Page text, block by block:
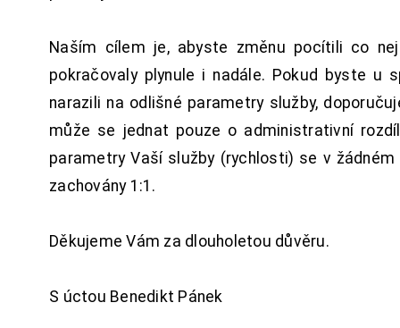
Naším cílem je, abyste změnu pocítili co
pokračovaly plynule i nadále. Pokud byste u
narazili na odlišné parametry služby,
může se jednat pouze o administrativní
parametry Vaší služby (rychlosti) se v
zachovány 1:1.
Děkujeme Vám za dlouholetou důvěru.
S úctou Benedikt Pánek